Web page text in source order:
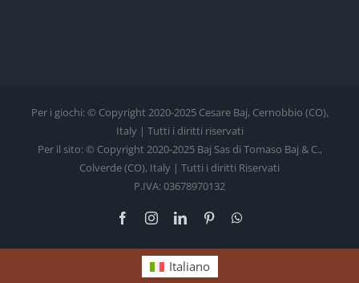
Per i giochi: © Copyright 2020-2025 Cesare Baj, Cernobbio (CO),
Italy | Tutti i diritti riservati
Per il sito: © Copyright 2020-2025 Baj Sas di Tomaso Baj & C.,
Colverde (CO), Italy | Tutti i diritti Riservati
P.IVA: 03678970132
FacebookInstagramLinkedInPinterest
Italiano